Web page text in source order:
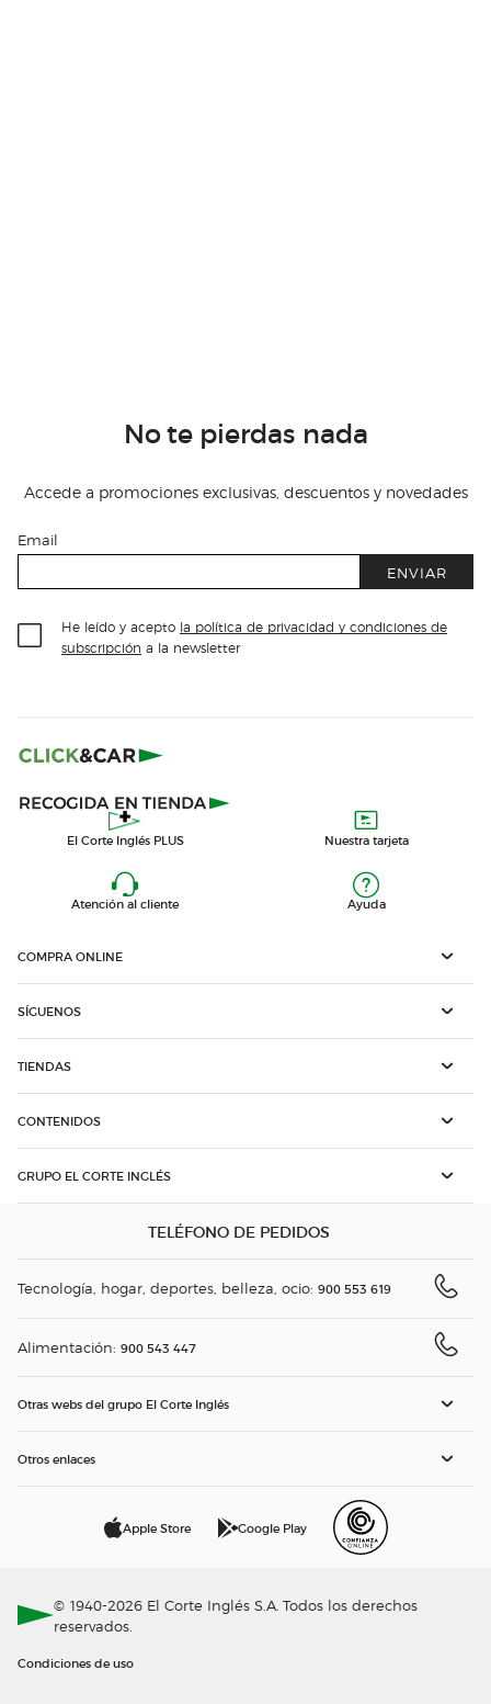
No te pierdas nada
Accede a promociones exclusivas, descuentos y novedades
Email
ENVIAR
He leído y acepto la política de privacidad y condiciones de
subscripción a la newsletter
El Corte Inglés PLUS Nuestra tarjeta
Atención al cliente Ayuda
COMPRA ONLINE
SÍGUENOS
TIENDAS
CONTENIDOS
GRUPO EL CORTE INGLÉS
TELÉFONO DE PEDIDOS
Tecnología, hogar, deportes, belleza, ocio: 900 553 619
Alimentación: 900 543 447
Otras webs del grupo El Corte Inglés
Otros enlaces
Apple Store Google Play
© 1940-2026 El Corte Inglés S.A. Todos los derechos
reservados.
Condiciones de uso